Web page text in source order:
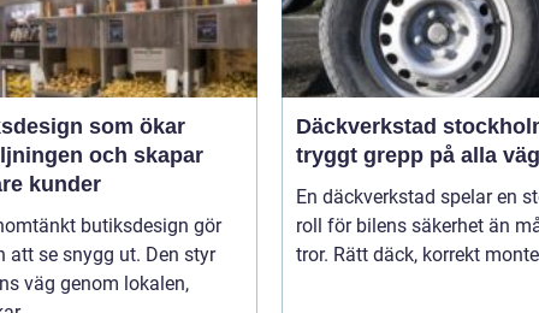
som ökar
och skapar
kunder
butiksdesign gör
att se snygg ut. Den styr
väg genom lokalen,
Däckverkstad
tryggt grepp på alla
En däckverkstad spelar en
roll för bilens säkerhet än
tror. Rätt däck, korrekt